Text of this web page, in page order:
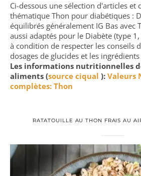
Ci-dessous une sélection d'articles et
thématique Thon pour diabétiques :
équilibrés généralement IG Bas avec
aussi adaptés pour le Diabète (type
à condition de respecter les conseils
dosages de glucides et les
Les informations nutritionnelles
aliments (source ciqual ): Valeurs
complètes: Thon
RATATOUILLE AU THON FRAIS AU